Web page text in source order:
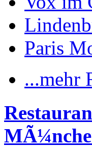
Paris
...mehr